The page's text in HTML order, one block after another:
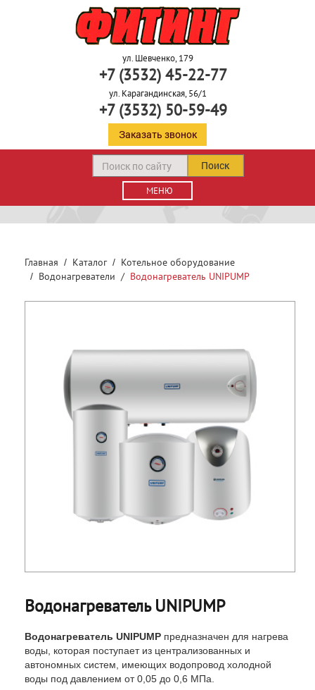
ул. Шевченко, 179
+7 (3532) 45-22-77
ул. Карагандинская, 56/1
+7 (3532) 50-59-49
Заказать звонок
МЕНЮ
Поиск
Главная Каталог
Котельное оборудование
Водонагреватели
Водонагреватель UNIPUMP
Водонагреватель UNIPUMP
Водонагреватель UNIPUMP предназначен для нагрева
воды, которая поступает из централизованных и
автономных систем, имеющих водопровод холодной
воды под давлением от 0,05 до 0,6 МПа.